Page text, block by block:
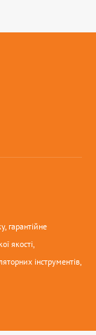
гарантійне
якості,
інструментів,